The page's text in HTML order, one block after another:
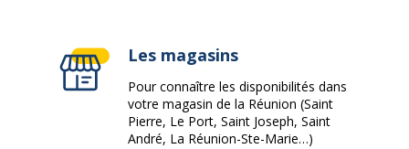
Les magasins
Pour connaître les disponibilités dans
votre magasin de la Réunion (Saint
Pierre, Le Port, Saint Joseph, Saint
André, La Réunion-Ste-Marie…)